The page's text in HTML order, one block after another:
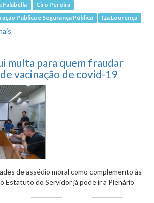
Falabella
Ciro Pereira
Pública e Segurança Pública
Iza Lourença
multa para quem fraudar
vacinação de covid-19
de assédio moral como complemento às
Estatuto do Servidor já pode ir a Plenário